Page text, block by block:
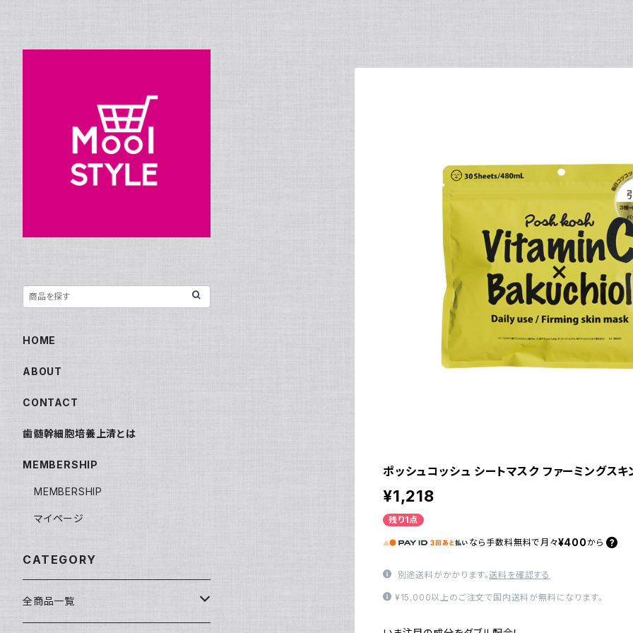
ポッシュコッシュ シートマスク ファーミングスキ
¥1,218
残り1点
なら 手数料無料で 月々¥400 から
別途送料がかかります。送料を確認する
¥15,000以上のご注文で国内送料が無料になります。
HOME
ABOUT
CONTACT
歯髄幹細胞培養上清とは
MEMBERSHIP
MEMBERSHIP
マイページ
CATEGORY
全商品一覧